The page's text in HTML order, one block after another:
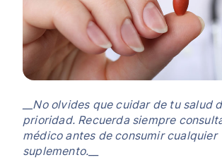
__No olvides que cuidar de tu salud
prioridad. Recuerda siempre
médico antes de consumir cualquier
suplemento.